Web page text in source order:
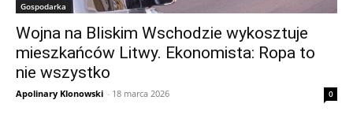
Gospodarka
Wojna na Bliskim Wschodzie wykosztuje
mieszkańców Litwy. Ekonomista: Ropa to
nie wszystko
Apolinary Klonowski - 18 marca 2026 0